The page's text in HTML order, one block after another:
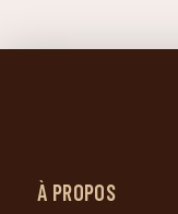
À PROPOS